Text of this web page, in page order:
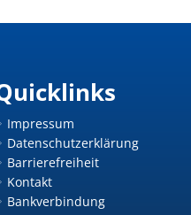
Impressum
Datenschutzerklärung
Barrierefreiheit
Kontakt
Bankverbindung